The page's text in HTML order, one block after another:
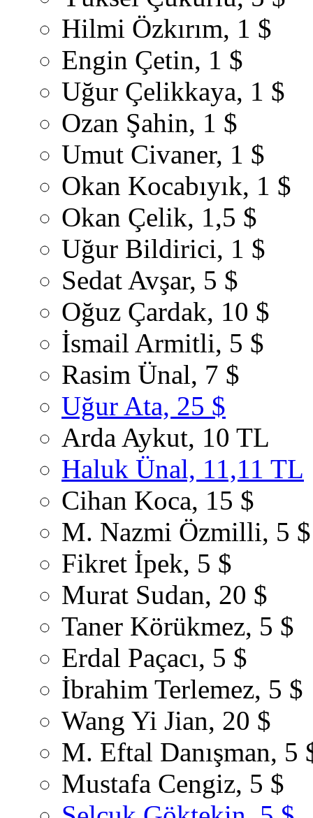
Hilmi Özkırım, 1 $
Engin Çetin, 1 $
Uğur Çelikkaya, 1 $
Ozan Şahin, 1 $
Umut Civaner, 1 $
Okan Kocabıyık, 1 $
Okan Çelik, 1,5 $
Uğur Bildirici, 1 $
Sedat Avşar, 5 $
Oğuz Çardak, 10 $
İsmail Armitli, 5 $
Rasim Ünal, 7 $
Uğur Ata, 25 $
Arda Aykut, 10 TL
Haluk Ünal, 11,11 TL
Cihan Koca, 15 $
M. Nazmi Özmilli, 5 $
Fikret İpek, 5 $
Murat Sudan, 20 $
Taner Körükmez, 5 $
Erdal Paçacı, 5 $
İbrahim Terlemez, 5 $
Wang Yi Jian, 20 $
M. Eftal Danışman, 5
Mustafa Cengiz, 5 $